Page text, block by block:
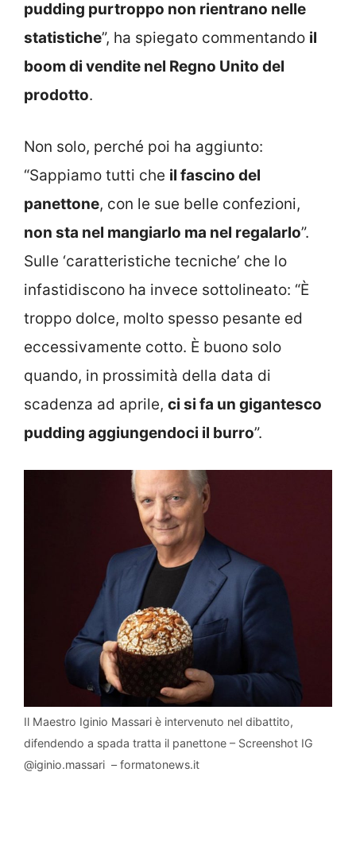
pudding purtroppo non rientrano nelle
statistiche”, ha spiegato commentando il
boom di vendite nel Regno Unito del
prodotto.
Non solo, perché poi ha aggiunto:
“Sappiamo tutti che il fascino del
panettone, con le sue belle confezioni,
non sta nel mangiarlo ma nel regalarlo”.
Sulle ‘caratteristiche tecniche’ che lo
infastidiscono ha invece sottolineato: “È
troppo dolce, molto spesso pesante ed
eccessivamente cotto. È buono solo
quando, in prossimità della data di
scadenza ad aprile, ci si fa un gigantesco
pudding aggiungendoci il burro”.
Il Maestro Iginio Massari è intervenuto nel dibattito,
difendendo a spada tratta il panettone – Screenshot IG
@iginio.massari – formatonews.it